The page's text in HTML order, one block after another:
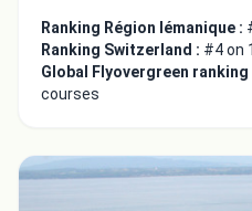
Ranking Région lémanique :
Ranking Switzerland : #4 on
Global Flyovergreen ranking
courses